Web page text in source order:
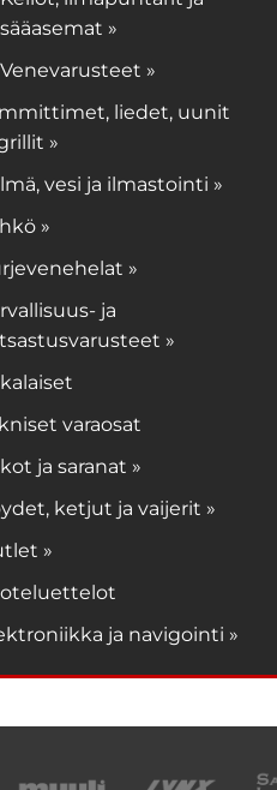
sääasemat »
Venevarusteet »
liedet, uunit
»
vesi ja ilmastointi »
»
»
ja
»
varaosat
ja saranat »
ketjut ja vaijerit »
»
ja navigointi »